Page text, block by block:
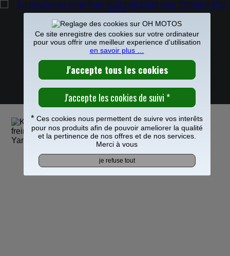
0
Frais de port offerts à partir de 49€
Etrier Maitre cylindre frein
KIT REPARATION ETRIER FREIN AVANT ALL
BALLS POUR YAMAHA 450 WR-F
Ce site enregistre des cookies sur votre ordinateur
pour vous offrir une meilleur experience d'utilisation
en savoir plus …
* Ces cookies nous permettent de suivre vos interêts
pour nos produits afin de pouvoir ameliorer la qualité
et la pertinence de nos offres et de nos services.
Merci à vous